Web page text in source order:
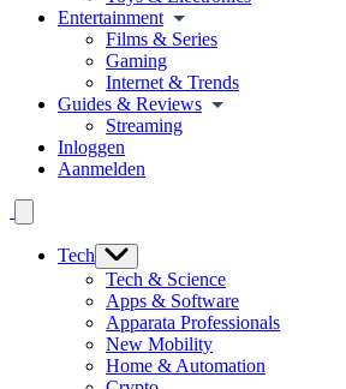
Entertainment
Films & Series
Gaming
Internet & Trends
Guides & Reviews
Streaming
Inloggen
Aanmelden
Tech
Tech & Science
Apps & Software
Apparata Professionals
New Mobility
Home & Automation